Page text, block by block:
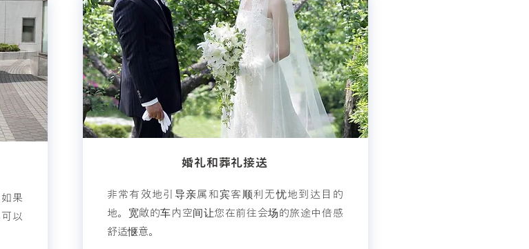
果
以
婚礼和葬礼接送
非常有效地引导亲属和宾客顺利无忧地到达目的
地。宽敞的车内空间让您在前往会场的旅途中倍感
舒适惬意。